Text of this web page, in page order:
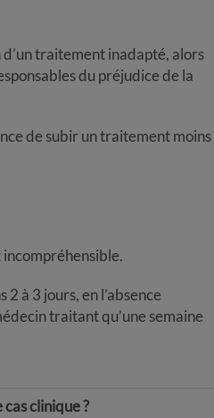
traitement inadapté, alors
du préjudice de la
de subir un traitement moins
à 3 jours, en l’absence
traitant qu’une semaine
clinique ?